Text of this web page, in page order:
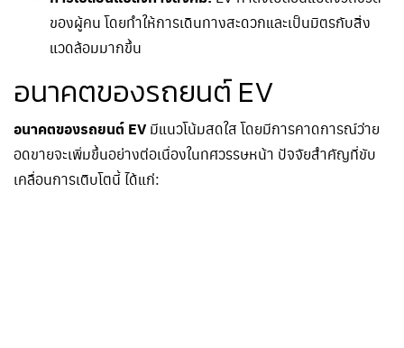
ของผู้คน โดยทำให้การเดินทางสะดวกและเป็นมิตรกับสิ่ง
แวดล้อมมากขึ้น
อนาคตของรถยนต์ EV
อนาคตของรถยนต์ EV มีแนวโน้มสดใส โดยมีการคาดการณ์ว่าย
อดขายจะเพิ่มขึ้นอย่างต่อเนื่องในทศวรรษหน้า ปัจจัยสำคัญที่ขับ
เคลื่อนการเติบโตนี้ ได้แก่: